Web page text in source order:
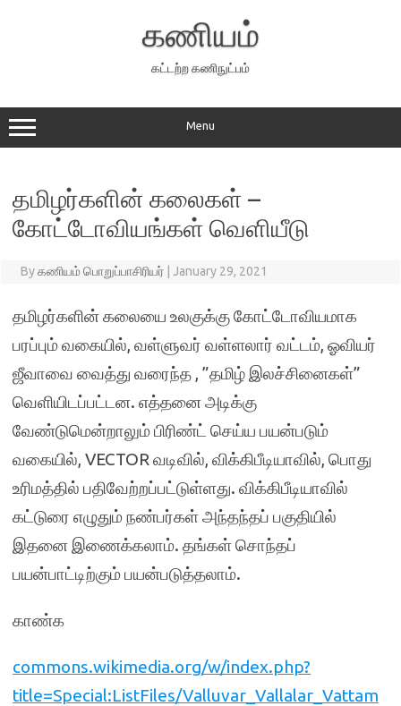
கணியம்
கட்டற்ற கணிநுட்பம்
Menu
தமிழர்களின் கலைகள் –
கோட்டோவியங்கள் வெளியீடு
Byகணியம் பொறுப்பாசிரியர் January 29, 2021
தமிழர்களின் கலையை உலகுக்கு கோட்டோவியமாக
பரப்பும் வகையில், வள்ளுவர் வள்ளலார் வட்டம், ஓவியர்
ஜீவாவை வைத்து வரைந்த , ”தமிழ் இலச்சினைகள்”
வெளியிடப்பட்டன. எத்தனை அடிக்கு
வேண்டுமென்றாலும் பிரிண்ட் செய்ய பயன்படும்
வகையில், VECTOR வடிவில், விக்கிபீடியாவில், பொது
உரிமத்தில் பதிவேற்றப்பட்டுள்ளது. விக்கிபீடியாவில்
கட்டுரை எழுதும் நண்பர்கள் அந்தந்தப் பகுதியில்
இதனை இணைக்கலாம். தங்கள் சொந்தப்
பயன்பாட்டிற்கும் பயன்படுத்தலாம்.
காண்க
commons.wikimedia.org/w/index.php?
title=Special:ListFiles/Valluvar_Vallalar_Vattam